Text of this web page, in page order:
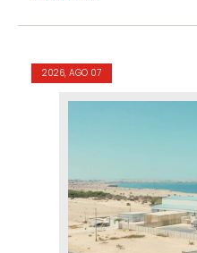
2026, AGO 07